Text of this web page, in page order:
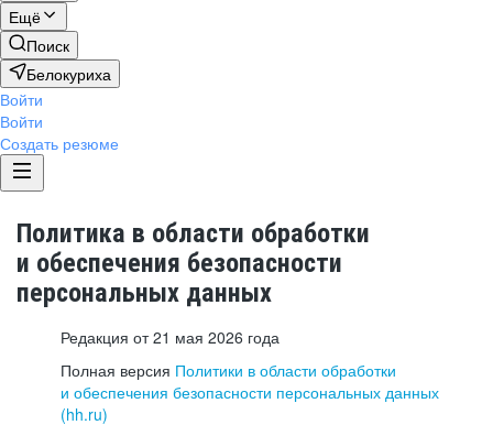
Ещё
Поиск
Белокуриха
Войти
Войти
Создать резюме
Политика в области обработки
и обеспечения безопасности
персональных данных
Редакция от 21 мая 2026 года
Полная версия Политики в области обработки
и обеспечения безопасности персональных данных
(hh.ru)